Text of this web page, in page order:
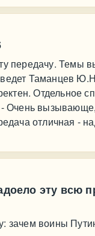
передачу. Темы
Таманцев
Очень
отличная -
эту всю
зачем воины